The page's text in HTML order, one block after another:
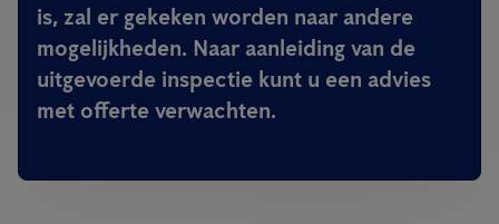
is, zal er gekeken worden naar andere
mogelijkheden. Naar aanleiding van de
uitgevoerde inspectie kunt u een advies
met offerte verwachten.